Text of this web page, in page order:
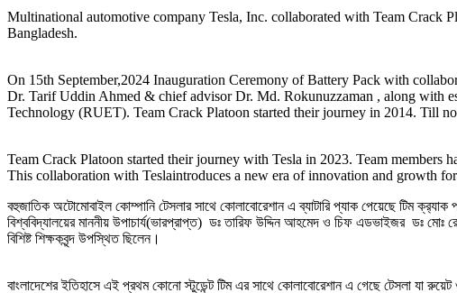
Multinational automotive company Tesla, Inc. collaborated with Team Crack
Bangladesh.
On 15th September,2024 Inauguration Ceremony of Battery Pack with
Dr. Tarif Uddin Ahmed & chief advisor Dr. Md. Rokunuzzaman , along with
Technology (RUET). Team Crack Platoon started their journey in 2014. Till
Team Crack Platoon started their journey with Tesla in 2023. Team
This collaboration with Teslaintroduces a new era of innovation and growth
বহুজাতিক অটোমোবাইল কোম্পানি টেসলার সাথে কোলাবোরেশান এ ব্যাটারি প্যাক পেয়েছে টিম
বিশ্ববিদ্যালয়ের মাননীয় উপাচার্য(ভারপ্রাপ্ত) ডঃ তারিফ উদ্দিন আহমেদ ও চিফ এডভাইজর ডঃ মোঃ
বিশিষ্ট শিক্ষকবৃন্দ উপস্থিত ছিলেন।
বাংলাদেশের ইতিহাসে এই প্রথম কোনো স্টুডেন্ট টিম এর সাথে কোলাবোরেশান এ গেছে টেসলা যা